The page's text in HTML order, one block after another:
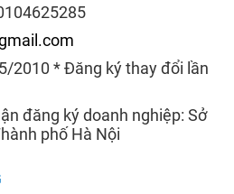
2010 * Đăng ký thay đổi lần
đăng ký doanh nghiệp: Sở
phố Hà Nội